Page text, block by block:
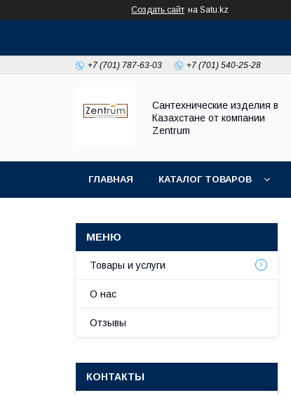
Создать сайт на Satu.kz
+7 (701) 787-63-03 +7 (701) 540-25-28
Сантехнические изделия в
Казахстане от компании
Zentrum
ГЛАВНАЯ КАТАЛОГ ТОВАРОВ
Товары и услуги
О нас
Отзывы
КОНТАКТЫ